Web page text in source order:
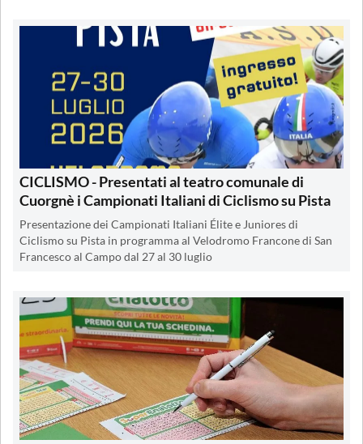
CICLISMO - Presentati al teatro comunale di
Cuorgnè i Campionati Italiani di Ciclismo su Pista
Presentazione dei Campionati Italiani Élite e Juniores di
Ciclismo su Pista in programma al Velodromo Francone di San
Francesco al Campo dal 27 al 30 luglio